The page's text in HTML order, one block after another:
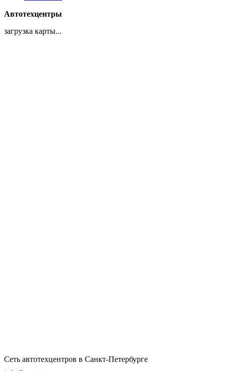
Автотехцентры
загрузка карты...
Сеть автотехцентров в Санкт-Петербурге